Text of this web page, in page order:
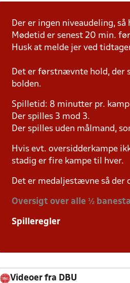
Der er ingen niveaudeling,
Mødetid er senest 20 min.
Husk at melde jer ved
Det er førstnævnte hold, der
bolden.
Spilletid: 8 minutter pr. kamp
Der spilles 3 mod 3.
Der spilles uden målmand,
Hvis evt. oversidderkampe
stadig er fire kampe til hver.
Det er medaljestævne så
Oversigt over alle ½
Spilleregler
Videoer fra DBU